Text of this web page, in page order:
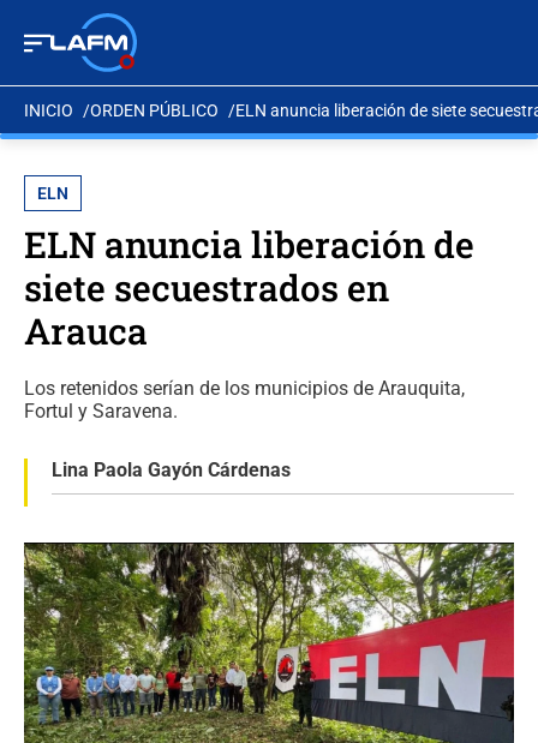
INICIO ORDEN PÚBLICO ELN anuncia liberación de siete
ELN
ELN anuncia liberación de
siete secuestrados en
Arauca
Los retenidos serían de los municipios de Arauquita,
Fortul y Saravena.
Lina Paola Gayón Cárdenas